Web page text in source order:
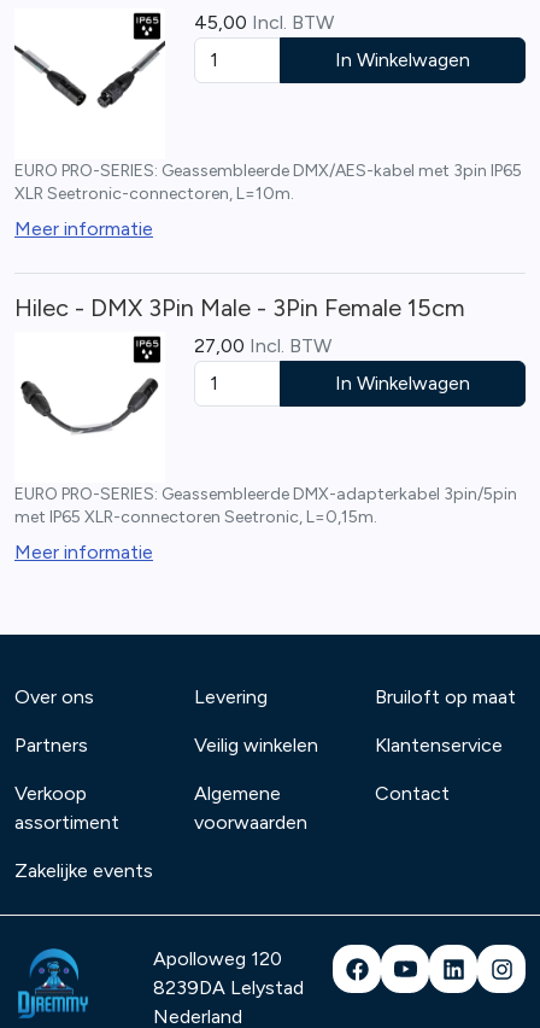
45,00 Incl. BTW
In Winkelwagen
EURO PRO-SERIES: Geassembleerde DMX/AES-kabel met 3pin IP65
XLR Seetronic-connectoren, L=10m.
Meer informatie
Hilec - DMX 3Pin Male - 3Pin Female 15cm
27,00 Incl. BTW
In Winkelwagen
EURO PRO-SERIES: Geassembleerde DMX-adapterkabel 3pin/5pin
met IP65 XLR-connectoren Seetronic, L=0,15m.
Meer informatie
Over ons
Partners
Verkoop
assortiment
Zakelijke events
Levering
Veilig winkelen
Algemene
voorwaarden
Bruiloft op maat
Klantenservice
Contact
Apolloweg 120
8239DA Lelystad
Nederland